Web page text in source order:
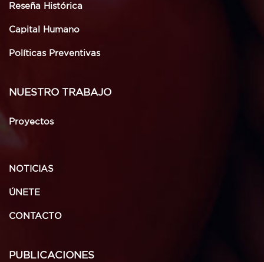
Reseña Histórica
Capital Humano
Políticas Preventivas
NUESTRO TRABAJO
Proyectos
NOTICIAS
ÚNETE
CONTACTO
PUBLICACIONES